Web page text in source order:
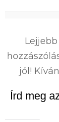
jól!
Írd meg